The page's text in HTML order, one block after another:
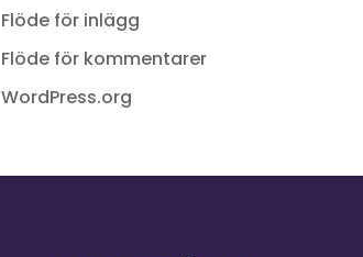
Flöde för inlägg
Flöde för kommentarer
WordPress.org